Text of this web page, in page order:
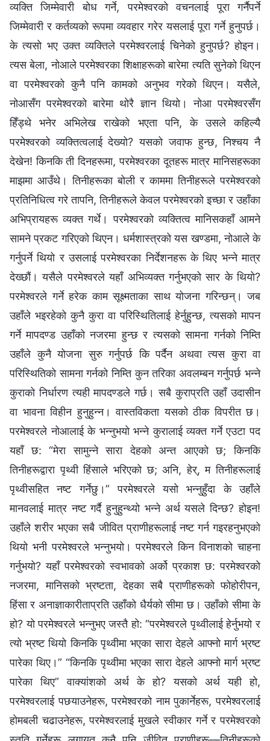
व्यक्ति जिम्मेवारी बोध गर्ने, परमेश्‍वरको वचनलाई पूरा गर्नैपर्ने
जिम्मेवारी र कर्तव्यको रूपमा व्यवहार गरेर यसलाई पूरा गर्ने हुनुपर्छ।
के त्यसो भए उक्त व्यक्तिले परमेश्‍वरलाई चिनेको हुनुपर्छ? होइन।
त्यस बेला, नोआले परमेश्‍वरका शिक्षाहरूको बारेमा त्यति सुनेको थिएन
वा परमेश्‍वरको कुनै पनि कामको अनुभव गरेको थिएन। यसैले,
नोआसँग परमेश्‍वरको बारेमा थोरै ज्ञान थियो। नोआ परमेश्‍वरसँग
हिँड्थे भनेर अभिलेख राखेको भएता पनि, के उसले कहिल्यै
परमेश्‍वरको व्यक्तित्वलाई देख्यो? यसको जवाफ हुन्छ, निश्‍चय नै
देखेन! किनकि ती दिनहरूमा, परमेश्‍वरका दूतहरू मात्र मानिसहरूका
माझमा आउँथे। तिनीहरूका बोली र काममा तिनीहरूले परमेश्‍वरको
प्रतिनिधित्व गरे तापनि, तिनीहरूले केवल परमेश्‍वरको इच्छा र उहाँका
अभिप्रायहरू व्यक्त गर्थे। परमेश्‍वरको व्यक्तित्व मानिसकहाँ आमने
सामने प्रकट गरिएको थिएन। धर्मशास्त्रको यस खण्डमा, नोआले के
गर्नुपर्ने थियो र उसलाई परमेश्‍वरका निर्देशनहरू के थिए भन्‍ने मात्र
देख्छौं। यसैले परमेश्‍वरले यहाँ अभिव्यक्त गर्नुभएको सार के थियो?
परमेश्‍वरले गर्ने हरेक काम सूक्ष्मताका साथ योजना गरिन्छन्। जब
उहाँले भइरहेको कुनै कुरा वा परिस्थितिलाई हेर्नुहुन्छ, त्यसको मापन
गर्ने मापदण्ड उहाँको नजरमा हुन्छ र त्यसको सामना गर्नको निम्ति
उहाँले कुनै योजना सुरु गर्नुपर्छ कि पर्दैन अथवा त्यस कुरा वा
परिस्थितिको सामना गर्नको निम्ति कुन तरिका अवलम्बन गर्नुपर्छ भ‍न्‍ने
कुराको निर्धारण त्यही मापदण्डले गर्छ। सबै कुराप्रति उहाँ उदासीन
वा भावना विहीन हुनुहुन्‍न। वास्तविकता यसको ठीक विपरीत छ।
परमेश्‍वरले नोआलाई के भन्‍नुभयो भन्‍ने कुरालाई व्यक्त गर्ने एउटा पद
यहाँ छ: “मेरा सामुन्‍ने सारा देहको अन्त आएको छ; किनकि
तिनीहरूद्वारा पृथ्वी हिंसाले भरिएको छ; अनि, हेर्, म तिनीहरूलाई
पृथ्वीसहित नष्ट गर्नेछु।” परमेश्‍वरले यसो भन्‍नुहुँदा के उहाँले
मानवलाई मात्र नष्ट गर्दै हुनुहुन्थ्यो भन्‍ने अर्थ यसले दिन्छ? होइन!
उहाँले शरीर भएका सबै जीवित प्राणीहरूलाई नष्ट गर्न गइरहनुभएको
थियो भनी परमेश्‍वरले भन्नुभयो। परमेश्‍वरले किन विनाशको चाहना
गर्नुभयो? यहाँ परमेश्‍वरको स्वभावको अर्को प्रकाश छ: परमेश्‍वरको
नजरमा, मानिसको भ्रष्टता, देहका सबै प्राणीहरूको फोहोरीपन,
हिंसा र अनाज्ञाकारीताप्रति उहाँको धैर्यको सीमा छ। उहाँको सीमा के
हो? यो परमेश्‍वरले भन्‍नुभए जस्तै हो: “परमेश्‍वरले पृथ्वीलाई हेर्नुभयो र
त्यो भ्रष्ट थियो किनकि पृथ्वीमा भएका सारा देहले आफ्नो मार्ग भ्रष्ट
पारेका थिए।” “किनकि पृथ्वीमा भएका सारा देहले आफ्नो मार्ग भ्रष्ट
पारेका थिए” वाक्यांशको अर्थ के हो? यसको अर्थ यही हो,
परमेश्‍वरलाई पछयाउनेहरू, परमेश्‍वरको नाम पुकार्नेहरू, परमेश्‍वरलाई
होमबली चढाउनेहरू, परमेश्‍वरलाई मुखले स्वीकार गर्ने र परमेश्‍वरको